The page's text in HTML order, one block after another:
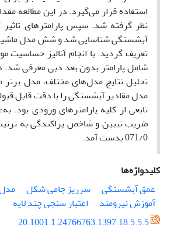
نظر گرفته شد. سپس پارامترهای
آبشستگی شناسایی شد و شش مدل
تعریف گردید. با انجام آنالیز حساسیت
شامل پارامتر بدون بعد دبی معرفی شد.
تحلیل نتایج مدل‌های مختلف، مدل
مدل مقادیر آبشستگی را با دقت قابل
تابعی از کلیه پارامترهای ورودی بود.
071/0 بدست آمد.
کلیدواژه‌ها
عمق آبشستگی
سرریز جامی شکل
آموزش نیرومند
اعتبار سنجی چند لایه
20.1001.1.24766763.1397.18.5.5.5